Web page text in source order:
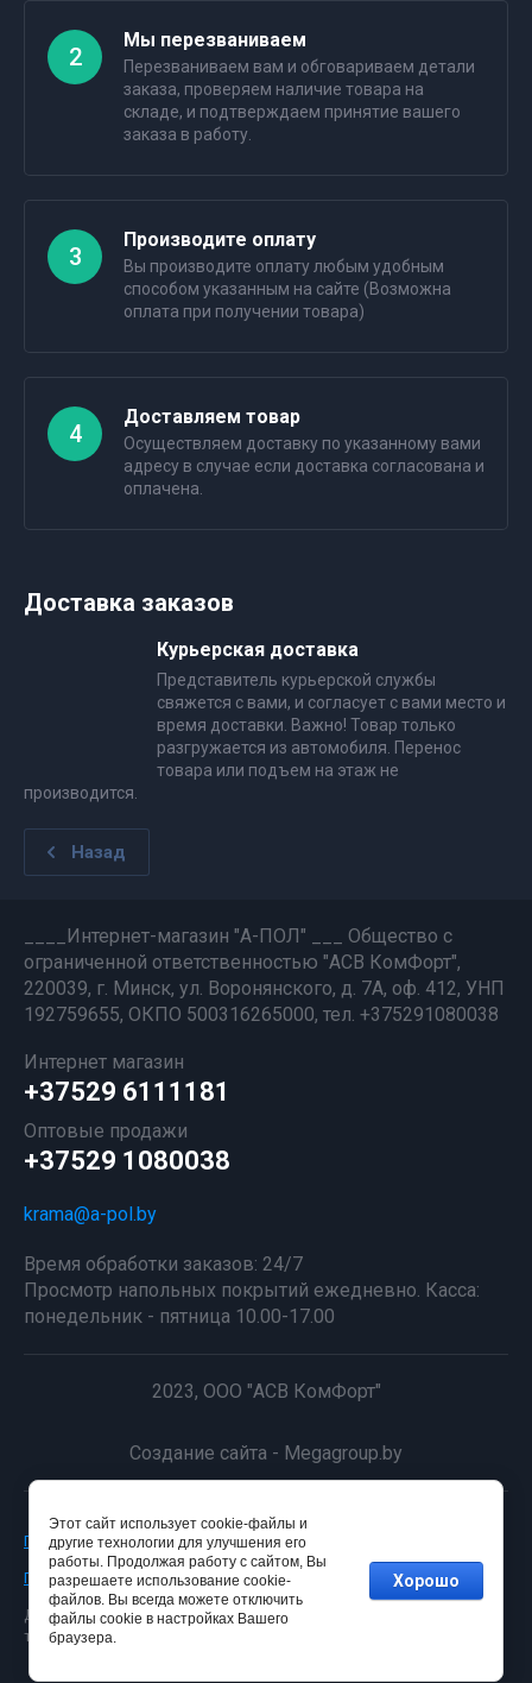
2
Мы перезваниваем
Перезваниваем вам и обговариваем детали
заказа, проверяем наличие товара на
складе, и подтверждаем принятие вашего
заказа в работу.
3
Производите оплату
Вы производите оплату любым удобным
способом указанным на сайте (Возможна
оплата при получении товара)
4
Доставляем товар
Осуществляем доставку по указанному вами
адресу в случае если доставка согласована и
оплачена.
Доставка заказов
Курьерская доставка
Представитель курьерской службы
свяжется с вами, и согласует с вами место и
время доставки. Важно! Товар только
разгружается из автомобиля. Перенос
товара или подъем на этаж не
производится.
Назад
____Интернет-магазин "А-ПОЛ" ___ Общество с
ограниченной ответственностью "АСВ КомФорт",
220039, г. Минск, ул. Воронянского, д. 7А, оф. 412, УНП
192759655, ОКПО 500316265000, тел. +375291080038
Интернет магазин
+37529 6111181
Оптовые продажи
+37529 1080038
krama@a-pol.by
Время обработки заказов: 24/7
Просмотр напольных покрытий ежедневно. Касса:
понедельник - пятница 10.00-17.00
2023, ООО "АСВ КомФорт"
Создание сайта - Megagroup.by
Пользовательское соглашение интернет-магазина А-ПОЛ
Политика конфиденциальности
Для получения точной информации о наличии и стоимости
товара, пожалуйста, обращайтесь по нашим телефонам.
Этот сайт использует cookie-файлы и
другие технологии для улучшения его
работы. Продолжая работу с сайтом, Вы
разрешаете использование cookie-
файлов. Вы всегда можете отключить
файлы cookie в настройках Вашего
браузера.
Хорошо